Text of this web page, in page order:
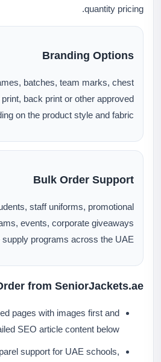
quantity pricing.
Branding Options
batches, team marks, chest
back print or other approved
on the product style and fabric.
Bulk Order Support
staff uniforms, promotional
events, corporate giveaways
programs across the UAE.
from SeniorJackets.ae?
pages with images first and
SEO article content below.
support for UAE schools,